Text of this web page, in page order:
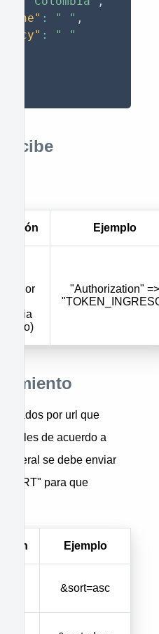
: " " ,
:
" "
recibe
Ejemplo
"Authorization" =>
por url que
de acuerdo a
general se debe enviar
para que
Ejemplo
&sort=asc